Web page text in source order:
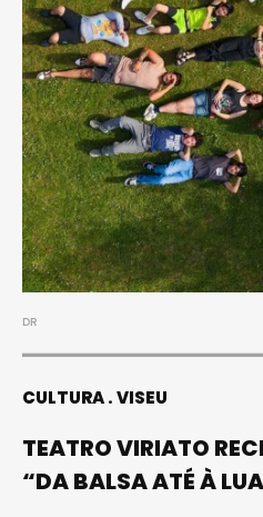
DR
CULTURA VISEU
TEATRO VIRIATO
“DA BALSA ATÉ À